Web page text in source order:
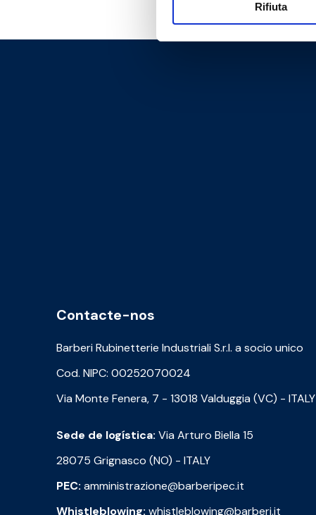
Rifiuta
Contacte-nos
Barberi Rubinetterie Industriali S.r.l. a socio unico
Cod. NIPC: 00252070024
Via Monte Fenera, 7 - 13018 Valduggia (VC) - ITALY
Sede de logística: Via Arturo Biella 15
28075 Grignasco (NO) - ITALY
PEC: amministrazione@barberipec.it
Whistleblowing: whistleblowing@barberi.it